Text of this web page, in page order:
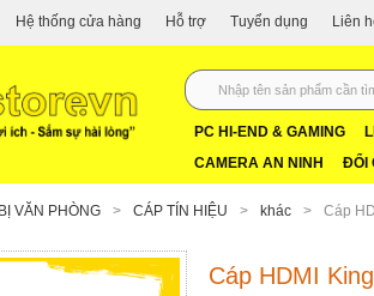
Hệ thống cửa hàng Hỗ trợ Tuyển dụng Liên
PC HI-END & GAMING
CAMERA AN NINH
ĐỔI
VĂN PHÒNG > CÁP TÍN HIỆU > khác > Cáp
Cáp HDMI